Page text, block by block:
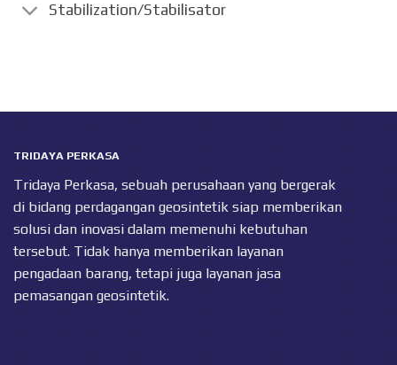
Stabilization/Stabilisator
TRIDAYA PERKASA
Tridaya Perkasa, sebuah perusahaan yang bergerak
di bidang perdagangan geosintetik siap memberikan
solusi dan inovasi dalam memenuhi kebutuhan
tersebut. Tidak hanya memberikan layanan
pengadaan barang, tetapi juga layanan jasa
pemasangan geosintetik.